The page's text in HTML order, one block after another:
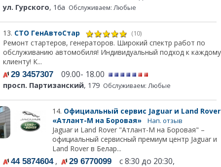
ул. Гурского, 16а Обслуживаем: Любые
13. СТО ГенАвтоСтар (10)
Ремонт стартеров, генераторов. Широкий спектр работ по
обслуживанию автомобиля! Индивидуальный подход к каждому
клиенту! К...
29 3457307 09.00- 18.00
просп. Партизанский, 179 Обслуживаем: Любые
14. Официальный сервис Jaguar и Land Rover
«Атлант-М на Боровая»
Нап. отзыв
Jaguar и Land Rover "Атлант-М на Боровая" –
официальный сервисный премиум центр Jaguar и
Land Rover в Белар...
44 5874604, 29 6770099 с 8:30 до 20:30,